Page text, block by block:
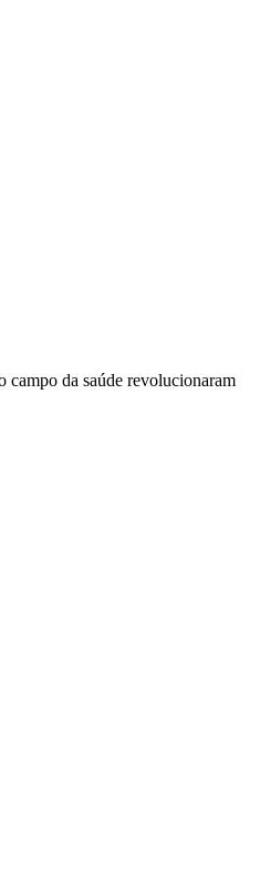
campo da saúde revolucionaram